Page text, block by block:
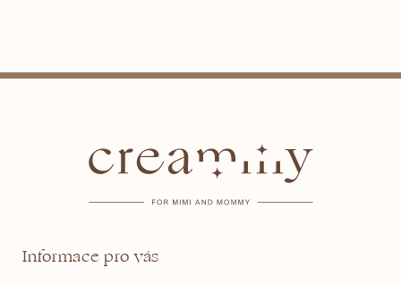
Informace pro vás